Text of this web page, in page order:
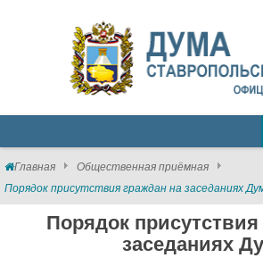
Главная
Общественная приёмная
Порядок присутствия граждан на заседаниях
Порядок
заседаниях